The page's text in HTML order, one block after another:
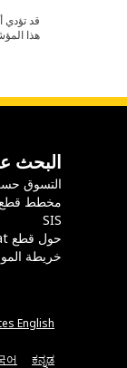
هذا
البحث
التسوق
مخطط قطع
SIS
حول قطع Cat
خريطة
English
ಕನ್ನಡ
어